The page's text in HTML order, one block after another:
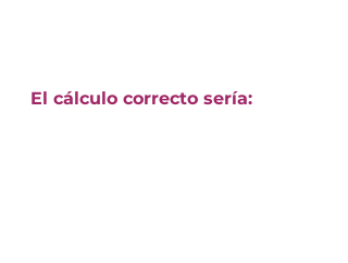
El cálculo correcto sería: